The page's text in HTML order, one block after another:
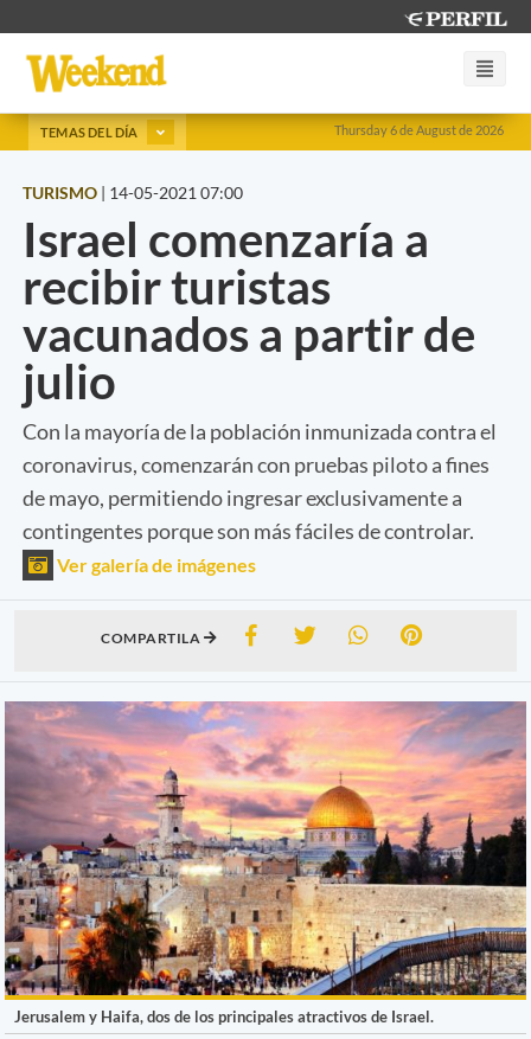
Thursday 6 de August de 2026
TEMAS DEL DÍA
TURISMO | 14-05-2021 07:00
Israel comenzaría a
recibir turistas
vacunados a partir de
julio
Con la mayoría de la población inmunizada contra el
coronavirus, comenzarán con pruebas piloto a fines
de mayo, permitiendo ingresar exclusivamente a
contingentes porque son más fáciles de controlar.
Ver galería de imágenes
COMPARTILA
Jerusalem y Haifa, dos de los principales atractivos de Israel.